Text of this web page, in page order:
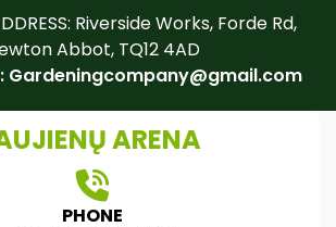
Riverside Works, Forde Rd,
Abbot, TQ12 4AD
Gardeningcompany@gmail.com
ARENA
PHONE